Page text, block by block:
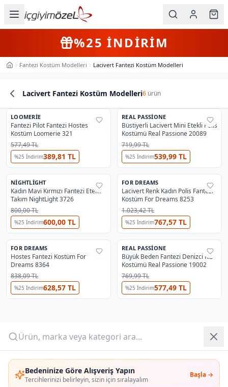
Bedeninize Göre Alışveriş Yapın
Tercihlerinizi belirleyin, sizin için sıralayalım
Başla →
Erkek
Çocuk
Fantazi
Büyük
Beden
Markalar
Plaj & Mayo
Yazlık Pijama
Kampanyalar
Yeni Gelenler
Giriş Yap
Üye Ol
4+Farklı ÜrünKARGO BEDAVA
Ana SayfaFantezi Kostüm Modelleri Lacivert Fantezi Kostüm Modelleri
Lacivert Fantezi Kostüm Modelleri6 ürün
Ürün Listesi
%58
LOOMERIE
Fantezi Pilot Fantezi Hostes
Kostüm Loomerie 321
577,49 TL
%25 İndirim389,81 TL
%60
REAL PASSIONE
Büstiyerli Lacivert Mini Etekli Polis
Kostümü Real Passione 20089
719,99 TL
%25 İndirim539,99 TL
%38
NIGHTLIGHT
Kadın Mavi Kırmızı Fantezi Etekli
Takım NightLight 3726
800,00 TL
%25 İndirim600,00 TL
%35
FOR DREAMS
Lacivert Renk Kadın Polis Fantezi
Kostüm For Dreams 8253
1.023,42 TL
%25 İndirim767,57 TL
%35
FOR DREAMS
Hostes Fantezi Kostüm For
Dreams 8364
838,09 TL
%25 İndirim628,57 TL
%61
REAL PASSIONE
Büyük Beden Fantezi Denizci Kız
Kostümü Real Passione 19002
769,99 TL
%25 İndirim577,49 TL